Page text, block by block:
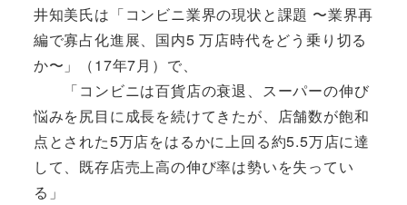
井知美氏は「コンビニ業界の現状と課題 〜業界再
編で寡占化進展、国内5 万店時代をどう乗り切る
か〜」（17年7月）で、
「コンビニは百貨店の衰退、スーパーの伸び
悩みを尻目に成長を続けてきたが、店舗数が飽和
点とされた5万店をはるかに上回る約5.5万店に達
して、既存店売上高の伸び率は勢いを失ってい
る」